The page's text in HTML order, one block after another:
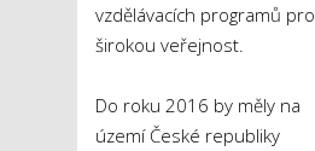
vzdělávacích programů pro
širokou veřejnost.
Do roku 2016 by měly na
území České republiky